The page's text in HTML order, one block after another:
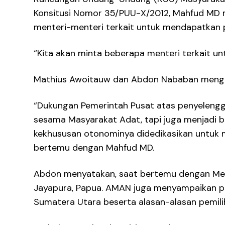
Konsitusi Nomor 35/PUU-X/2012, Mahfud
menteri-menteri terkait untuk mendapatkan
“Kita akan minta beberapa menteri terkait
Mathius Awoitauw dan Abdon Nababan
“Dukungan Pemerintah Pusat atas
sesama Masyarakat Adat, tapi juga menjadi
kekhususan otonominya didedikasikan
bertemu dengan Mahfud MD.
Abdon menyatakan, saat bertemu dengan
Jayapura, Papua. AMAN juga
Sumatera Utara beserta alasan-alasan